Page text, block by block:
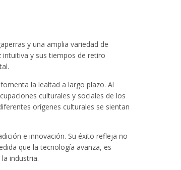
y una amplia variedad de
y sus tiempos de retiro
la lealtad a largo plazo. Al
culturales y sociales de los
orígenes culturales se sientan
e innovación. Su éxito refleja no
que la tecnología avanza, es
industria.